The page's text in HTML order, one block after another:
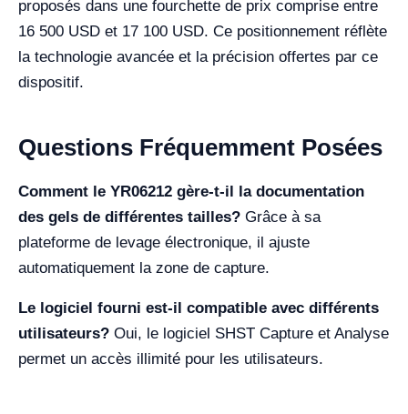
proposés dans une fourchette de prix comprise entre
16 500 USD et 17 100 USD. Ce positionnement réflète
la technologie avancée et la précision offertes par ce
dispositif.
Questions Fréquemment Posées
Comment le YR06212 gère-t-il la documentation
des gels de différentes tailles? Grâce à sa
plateforme de levage électronique, il ajuste
automatiquement la zone de capture.
Le logiciel fourni est-il compatible avec différents
utilisateurs? Oui, le logiciel SHST Capture et Analyse
permet un accès illimité pour les utilisateurs.